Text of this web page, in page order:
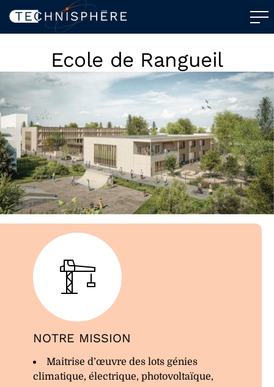
Ecole de Rangueil
NOTRE MISSION
Maitrise d’œuvre des lots génies
climatique, électrique, photovoltaïque,